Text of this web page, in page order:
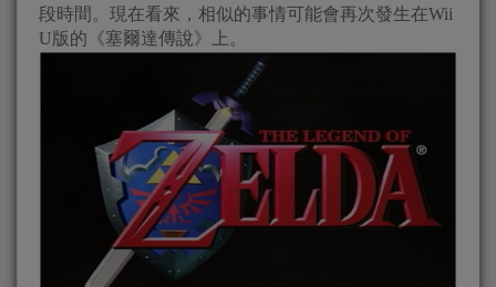
段時間。現在看來，相似的事情可能會再次發生在Wii
U版的《塞爾達傳說》上。